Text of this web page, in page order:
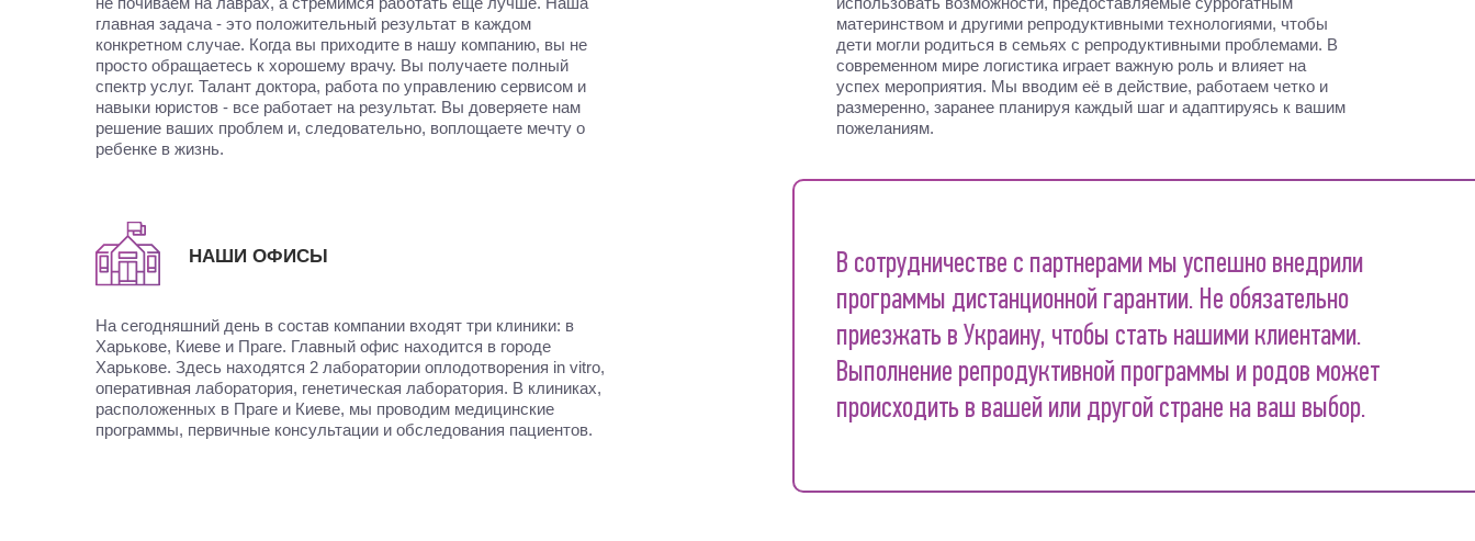
главная задача - это положительный результат в каждом
конкретном случае. Когда вы приходите в нашу компанию, вы не
просто обращаетесь к хорошему врачу. Вы получаете полный
спектр услуг. Талант доктора, работа по управлению сервисом и
навыки юристов - все работает на результат. Вы доверяете нам
решение ваших проблем и, следовательно, воплощаете мечту о
ребенке в жизнь.
материнством и другими репродуктивными технологиями, чтобы
дети могли родиться в семьях с репродуктивными проблемами. В
современном мире логистика играет важную роль и влияет на
успех мероприятия. Мы вводим её в действие, работаем четко и
размеренно, заранее планируя каждый шаг и адаптируясь к вашим
пожеланиям.
НАШИ ОФИСЫ
На сегодняшний день в состав компании входят три клиники: в
Харькове, Киеве и Праге. Главный офис находится в городе
Харькове. Здесь находятся 2 лаборатории оплодотворения in vitro,
оперативная лаборатория, генетическая лаборатория. В клиниках,
расположенных в Праге и Киеве, мы проводим медицинские
программы, первичные консультации и обследования пациентов.
В сотрудничестве с партнерами мы успешно внедрили
программы дистанционной гарантии. Не обязательно
приезжать в Украину, чтобы стать нашими клиентами.
Выполнение репродуктивной программы и родов может
происходить в вашей или другой стране на ваш выбор.